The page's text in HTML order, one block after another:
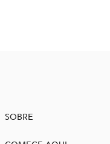
SOBRE